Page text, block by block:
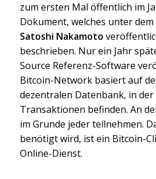
zum ersten Mal öffentlich im
Dokument, welches unter dem
Satoshi Nakamoto
beschrieben. Nur ein Jahr
Source Referenz-Software
Bitcoin-Network basiert auf
dezentralen Datenbank, in der
Transaktionen befinden. An
im Grunde jeder teilnehmen.
benötigt wird, ist ein Bitcoin-
Online-Dienst.